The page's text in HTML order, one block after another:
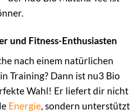
und Fitness-Enthusiasten
nach einem natürlichen
Training? Dann ist nu3 Bio
Wahl! Er liefert dir nicht
Energie, sondern unterstützt